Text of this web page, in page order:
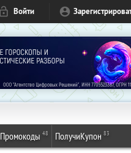
Войти
Промокоды 48 ПолучиКупон 83